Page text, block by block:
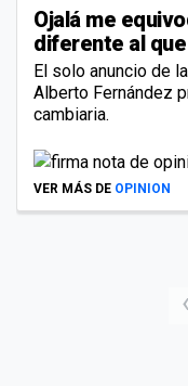
Ojalá me
diferente al
El solo anuncio de
Alberto Fernández
cambiaria.
VER MÁS DE OPINION
‹